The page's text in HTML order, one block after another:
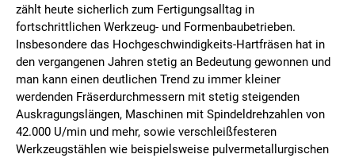
zählt heute sicherlich zum Fertigungsalltag in
fortschrittlichen Werkzeug- und Formenbaubetrieben.
Insbesondere das Hochgeschwindigkeits-Hartfräsen hat in
den vergangenen Jahren stetig an Bedeutung gewonnen und
man kann einen deutlichen Trend zu immer kleiner
werdenden Fräserdurchmessern mit stetig steigenden
Auskragungslängen, Maschinen mit Spindeldrehzahlen von
42.000 U/min und mehr, sowie verschleißfesteren
Werkzeugstählen wie beispielsweise pulvermetallurgischen